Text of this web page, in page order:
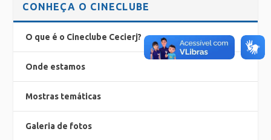
CONHEÇA O CINECLUBE
O que é o Cineclube Cecierj?
Onde estamos
Mostras temáticas
Galeria de fotos